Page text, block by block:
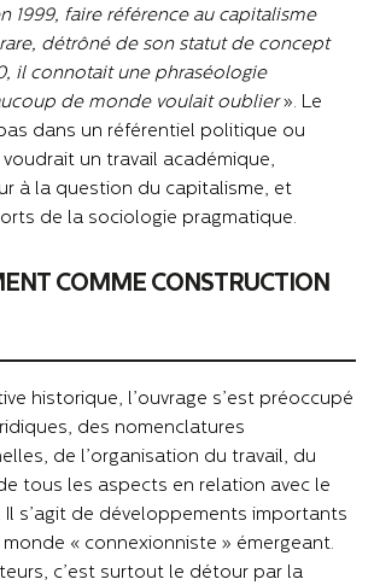
1999, faire référence au capitalisme
détrôné de son statut de concept
il connotait une phraséologie
de monde voulait oublier». Le
dans un référentiel politique ou
un travail académique,
à la question du capitalisme, et
de la sociologie pragmatique.
COMME CONSTRUCTION
historique, l’ouvrage s’est préoccupé
des nomenclatures
de l’organisation du travail, du
tous les aspects en relation avec le
Il s’agit de développements importants
« connexionniste » émergeant.
c’est surtout le détour par la